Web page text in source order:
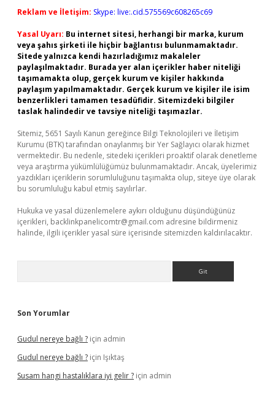
Reklam ve İletişim: Skype: live:.cid.575569c608265c69
Yasal Uyarı: Bu internet sitesi, herhangi bir marka, kurum
veya şahıs şirketi ile hiçbir bağlantısı bulunmamaktadır.
Sitede yalnızca kendi hazırladığımız makaleler
paylaşılmaktadır. Burada yer alan içerikler haber niteliği
taşımamakta olup, gerçek kurum ve kişiler hakkında
paylaşım yapılmamaktadır. Gerçek kurum ve kişiler ile isim
benzerlikleri tamamen tesadüfidir. Sitemizdeki bilgiler
taslak halindedir ve tavsiye niteliği taşımazlar.
Sitemiz, 5651 Sayılı Kanun gereğince Bilgi Teknolojileri ve İletişim
Kurumu (BTK) tarafından onaylanmış bir Yer Sağlayıcı olarak hizmet
vermektedir. Bu nedenle, sitedeki içerikleri proaktif olarak denetleme
veya araştırma yükümlülüğümüz bulunmamaktadır. Ancak, üyelerimiz
yazdıkları içeriklerin sorumluluğunu taşımakta olup, siteye üye olarak
bu sorumluluğu kabul etmiş sayılırlar.
Hukuka ve yasal düzenlemelere aykırı olduğunu düşündüğünüz
içerikleri, backlinkpanelicomtr@gmail.com adresine bildirmeniz
halinde, ilgili içerikler yasal süre içerisinde sitemizden kaldırılacaktır.
Son Yorumlar
Gudul nereye bağlı ? için admin
Gudul nereye bağlı ? için Işıktaş
Susam hangi hastalıklara iyi gelir ? için admin